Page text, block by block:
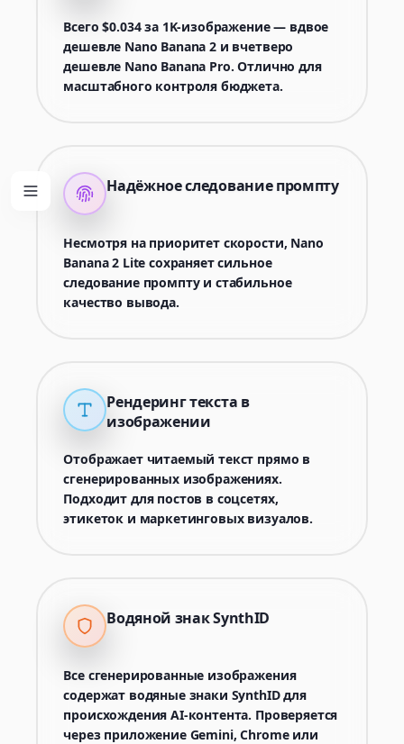
Всего $0.034 за 1K-изображение — вдвое
дешевле Nano Banana 2 и вчетверо
дешевле Nano Banana Pro. Отлично для
масштабного контроля бюджета.
Надёжное следование промпту
Несмотря на приоритет скорости, Nano
Banana 2 Lite сохраняет сильное
следование промпту и стабильное
качество вывода.
Рендеринг текста в
изображении
Отображает читаемый текст прямо в
сгенерированных изображениях.
Подходит для постов в соцсетях,
этикеток и маркетинговых визуалов.
Водяной знак SynthID
Все сгенерированные изображения
содержат водяные знаки SynthID для
происхождения AI-контента. Проверяется
через приложение Gemini, Chrome или